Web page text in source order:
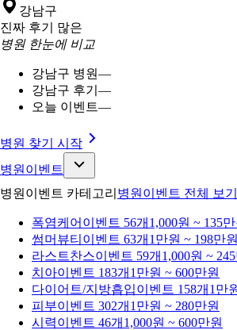
강남구
진짜 후기 많은
병원 한눈에 비교
강남구 병원—
강남구 후기 —
오늘 이벤트—
병원 찾기 시작
병원이벤트
병원이벤트 카테고리 병원이벤트 전체 보기
폭염케어 이벤트 56개 1,000원 ~ 135만
썸머뷰티 이벤트 63개 1만원 ~ 198만원
라스트찬스이벤트 59개 1,000원 ~
치아이벤트 183개 1만원 ~ 600만원
다이어트/지방흡입이벤트 158개 1만
피부이벤트 302개 1만원 ~ 280만원
시력이벤트 46개 1,000원 ~ 600만원